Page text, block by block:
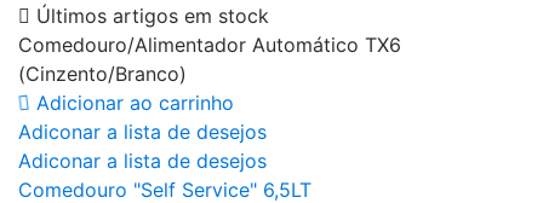
Últimos artigos em stock
Comedouro/Alimentador Automático TX6
(Cinzento/Branco)
Adicionar ao carrinho
Adiconar a lista de desejos
Adiconar a lista de desejos
Comedouro "Self Service" 6,5LT